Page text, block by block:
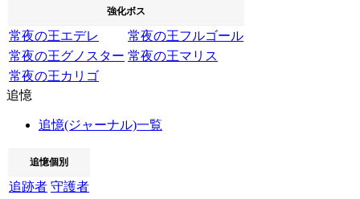
強化ボス
常夜の王エデレ
常夜の王フルゴール
常夜の王グノスター 常夜の王マリス
常夜の王カリゴ
追憶
追憶(ジャーナル)一覧
追憶個別
追跡者 守護者